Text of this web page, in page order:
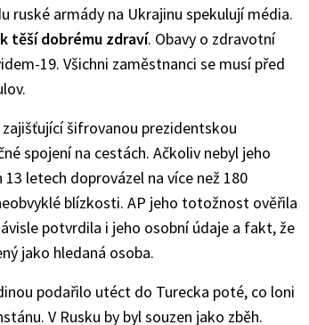
ruské armády na Ukrajinu spekulují média.
těší dobrému zdraví. Obavy o zdravotní
19. Všichni zaměstnanci se musí před
šifrovanou prezidentskou
spojení na cestách. Ačkoliv nebyl jeho
letech doprovázel na více než 180
blízkosti. AP jeho totožnost ověřila
potvrdila i jeho osobní údaje a fakt, že
jako hledaná osoba.
podařilo utéct do Turecka poté, co loni
V Rusku by byl souzen jako zběh.